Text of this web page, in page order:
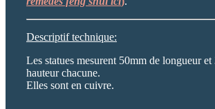
Descriptif technique:
Les statues mesurent 50mm de longueur
hauteur chacune.
Elles sont en cuivre.